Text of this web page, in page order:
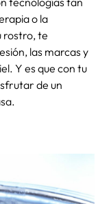
o la
rostro, te
las marcas y
Y es que con tu
de un